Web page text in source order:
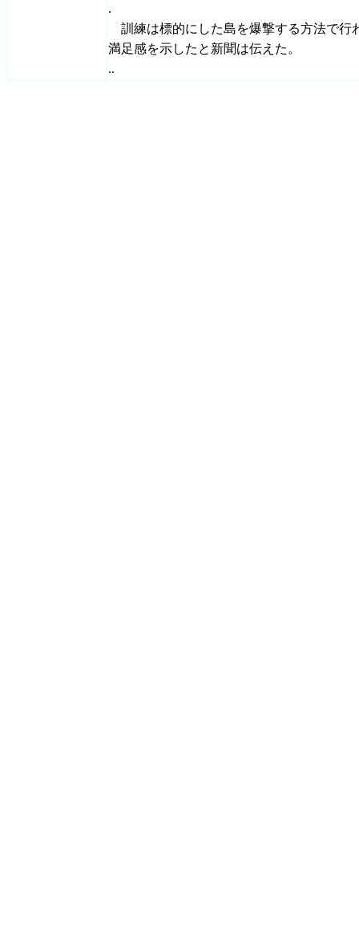
.
訓練は標的にした島を爆撃する方法で行
満足感を示したと新聞は伝えた。
..